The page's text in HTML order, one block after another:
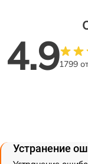
4.91799
Устранение